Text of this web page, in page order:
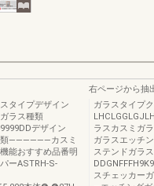
タイプデザイン
ラス種類
デザイン
類――――――カスミ
能おすすめ品番明
ーASTRH-S-
右ページから抽
ガラスタイプ
ラスカスミガ
ガラスエッチ
ステンドガラ
スチェッカー